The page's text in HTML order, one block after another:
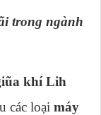
trong ngành
khí Lih
các loại máy